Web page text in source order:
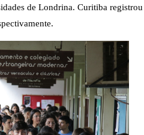
de Londrina. Curitiba